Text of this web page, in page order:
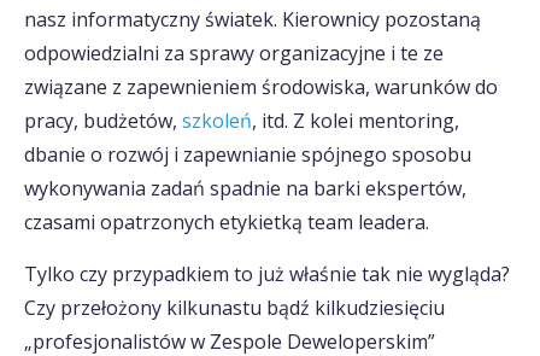
nasz informatyczny światek. Kierownicy pozostaną
odpowiedzialni za sprawy organizacyjne i te ze
związane z zapewnieniem środowiska, warunków do
pracy, budżetów, szkoleń, itd. Z kolei mentoring,
dbanie o rozwój i zapewnianie spójnego sposobu
wykonywania zadań spadnie na barki ekspertów,
czasami opatrzonych etykietką team leadera.
Tylko czy przypadkiem to już właśnie tak nie wygląda?
Czy przełożony kilkunastu bądź kilkudziesięciu
„profesjonalistów w Zespole Deweloperskim”